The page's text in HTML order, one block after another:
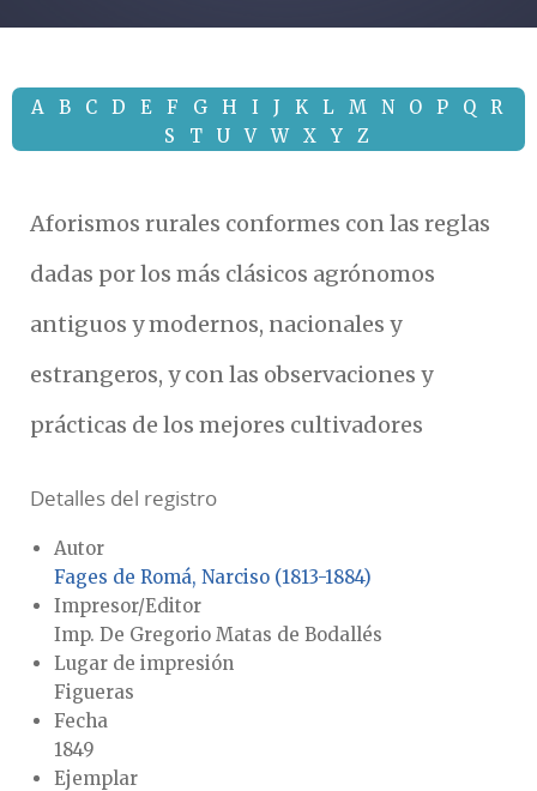
A B C D E F G H I J K L M N O P Q
R
S
T U V W X Y Z
Aforismos rurales conformes con las reglas
dadas por los más clásicos agrónomos
antiguos y modernos, nacionales y
estrangeros, y con las observaciones y
prácticas de los mejores cultivadores
Detalles del registro
Autor
Fages de Romá, Narciso (1813-1884)
Impresor/Editor
Imp. De Gregorio Matas de Bodallés
Lugar de impresión
Figueras
Fecha
1849
Ejemplar